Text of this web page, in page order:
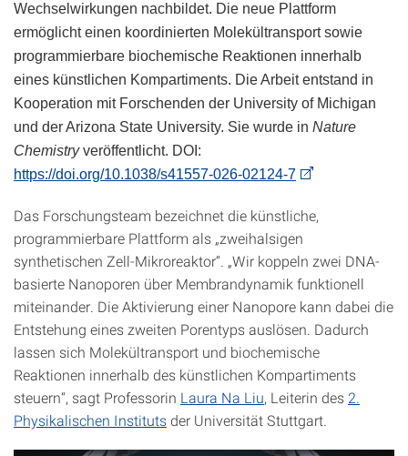
Wechselwirkungen nachbildet. Die neue Plattform
ermöglicht einen koordinierten Molekültransport sowie
programmierbare biochemische Reaktionen innerhalb
eines künstlichen Kompartiments. Die Arbeit entstand in
Kooperation mit Forschenden der University of Michigan
und der Arizona State University. Sie wurde in Nature
Chemistryveröffentlicht. DOI:
https://doi.org/10.1038/s41557-026-02124-7
Das Forschungsteam bezeichnet die künstliche,
programmierbare Plattform als „zweihalsigen
synthetischen Zell-Mikroreaktor“. „Wir koppeln zwei DNA-
basierte Nanoporen über Membrandynamik funktionell
miteinander. Die Aktivierung einer Nanopore kann dabei die
Entstehung eines zweiten Porentyps auslösen. Dadurch
lassen sich Molekültransport und biochemische
Reaktionen innerhalb des künstlichen Kompartiments
steuern“, sagt Professorin Laura Na Liu, Leiterin des 2.
Physikalischen Institutsder Universität Stuttgart.